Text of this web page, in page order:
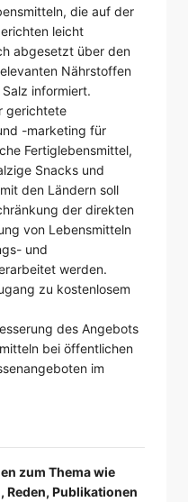
die auf der
leicht
abgesetzt über den
Nährstoffen
informiert.
gerichtete
-marketing für
Fertiglebensmittel,
Snacks und
den Ländern soll
der direkten
von Lebensmitteln
und
werden.
zu kostenlosem
des Angebots
bei öffentlichen
im
zum Thema wie
Reden, Publikationen